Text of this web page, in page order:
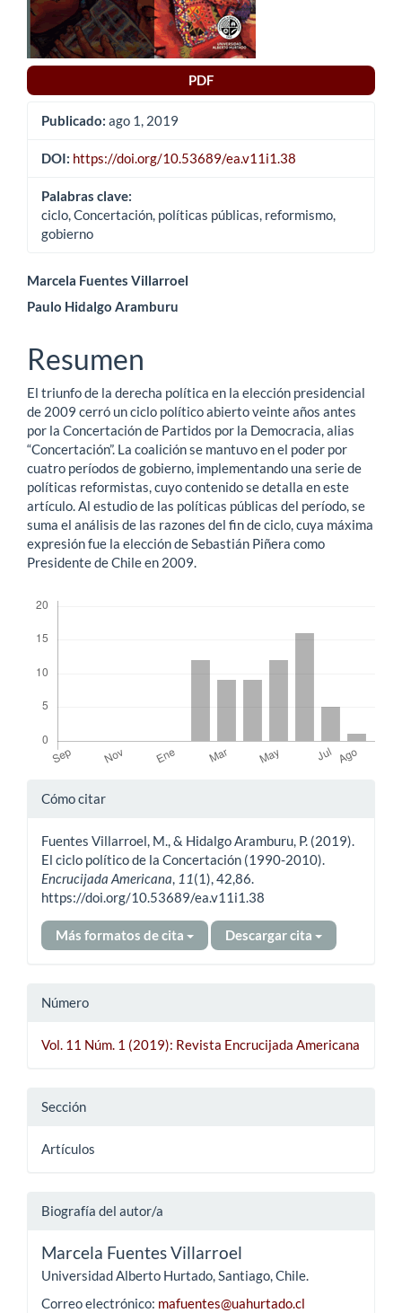
PDF
Publicado: ago 1, 2019
DOI: https://doi.org/10.53689/ea.v11i1.38
Palabras clave:
ciclo, Concertación, políticas públicas, reformismo,
gobierno
Contenido
principal
del
artículo
Marcela Fuentes Villarroel
Paulo Hidalgo Aramburu
Resumen
El triunfo de la derecha política en la elección presidencial
de 2009 cerró un ciclo político abierto veinte años antes
por la Concertación de Partidos por la Democracia, alias
“Concertación”. La coalición se mantuvo en el poder por
cuatro períodos de gobierno, implementando una serie de
políticas reformistas, cuyo contenido se detalla en este
artículo. Al estudio de las políticas públicas del período, se
suma el análisis de las razones del fin de ciclo, cuya máxima
expresión fue la elección de Sebastián Piñera como
Presidente de Chile en 2009.
Detalles
artículo
Cómo citar
Fuentes Villarroel, M., & Hidalgo Aramburu, P. (2019).
El ciclo político de la Concertación (1990-2010).
Encrucijada Americana, 11(1), 42,86.
https://doi.org/10.53689/ea.v11i1.38
Más formatos de cita Descargar cita
Número
Vol. 11 Núm. 1 (2019): Revista Encrucijada Americana
Sección
Artículos
Biografía del autor/a
Marcela Fuentes Villarroel
Universidad Alberto Hurtado, Santiago, Chile.
Correo electrónico: mafuentes@uahurtado.cl